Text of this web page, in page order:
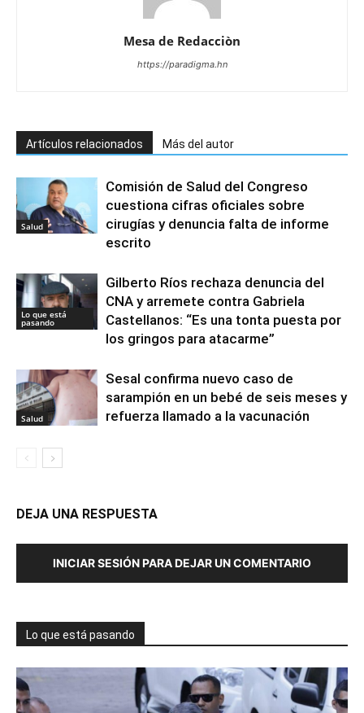
Mesa de Redacciòn
https://paradigma.hn
Artículos relacionados Más del autor
Salud
Comisión de Salud del Congreso
cuestiona cifras oficiales sobre
cirugías y denuncia falta de informe
escrito
Lo que está
pasando
Gilberto Ríos rechaza denuncia del
CNA y arremete contra Gabriela
Castellanos: “Es una tonta puesta por
los gringos para atacarme”
Salud
Sesal confirma nuevo caso de
sarampión en un bebé de seis meses y
refuerza llamado a la vacunación
DEJA UNA RESPUESTA
INICIAR SESIÓN PARA DEJAR UN COMENTARIO
Lo que está pasando